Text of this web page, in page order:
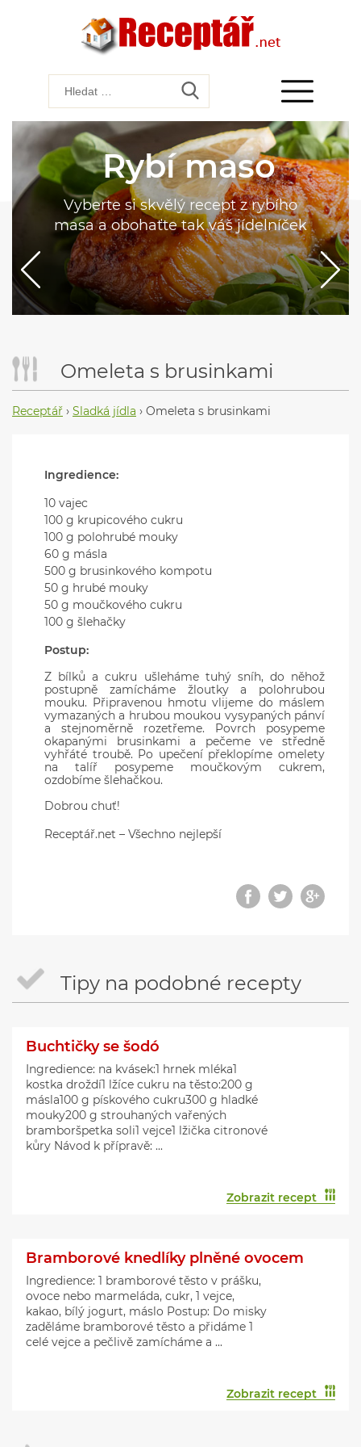
Rybí maso
Vyberte si skvělý recept z rybího
masa a obohaťte tak váš jídelníček
Omeleta s brusinkami
Receptář › Sladká jídla › Omeleta s brusinkami
Ingredience:
10 vajec
100 g krupicového cukru
100 g polohrubé mouky
60 g másla
500 g brusinkového kompotu
50 g hrubé mouky
50 g moučkového cukru
100 g šlehačky
Postup:
Z bílků a cukru ušleháme tuhý sníh, do něhož
postupně zamícháme žloutky a polohrubou
mouku. Připravenou hmotu vlijeme do máslem
vymazaných a hrubou moukou vysypaných pánví
a stejnoměrně rozetřeme. Povrch posypeme
okapanými brusinkami a pečeme ve středně
vyhřáté troubě. Po upečení překlopíme omelety
na talíř posypeme moučkovým cukrem,
ozdobíme šlehačkou.
Dobrou chuť!
Receptář.net – Všechno nejlepší
Tipy na podobné recepty
Buchtičky se šodó
Ingredience: na kvásek:1 hrnek mléka1
kostka droždí1 lžíce cukru na těsto:200 g
másla100 g pískového cukru300 g hladké
mouky200 g strouhaných vařených
bramboršpetka soli1 vejce1 lžička citronové
kůry Návod k přípravě: ...
Zobrazit recept
Bramborové knedlíky plněné ovocem
Ingredience: 1 bramborové těsto v prášku,
ovoce nebo marmeláda, cukr, 1 vejce,
kakao, bílý jogurt, máslo Postup: Do misky
zaděláme bramborové těsto a přidáme 1
celé vejce a pečlivě zamícháme a ...
Zobrazit recept